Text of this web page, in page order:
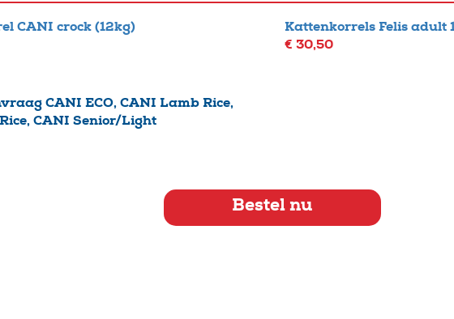
CANI crock (12kg)
CANI ECO, CANI Lamb Rice,
CANI Senior/Light
Kattenkorrels Felis adult
€ 30,50
Bestel nu